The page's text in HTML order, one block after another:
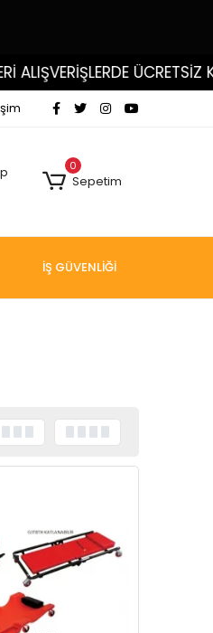
ÜCRETSİZ
0
Sepetim
İŞ GÜVENLİĞİ